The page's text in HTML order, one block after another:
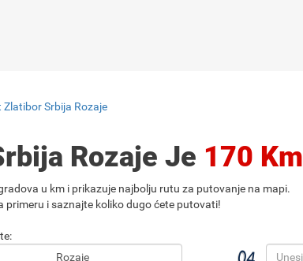
Zlatibor Srbija Rozaje
Rozaje Je 170 Km
u km i prikazuje najbolju rutu za putovanje na mapi.
primeru i saznajte koliko dugo ćete putovati!